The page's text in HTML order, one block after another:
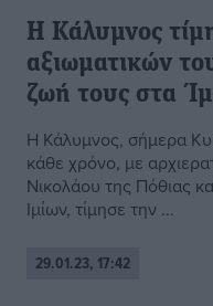
Η Κάλυμνος
αξιωματικών
ζωή τους στα
Η Κάλυμνος, σήμερα
κάθε χρόνο, με
Νικολάου της Πόθιας
Ιμίων, τίμησε την ...
29.01.23, 17:42